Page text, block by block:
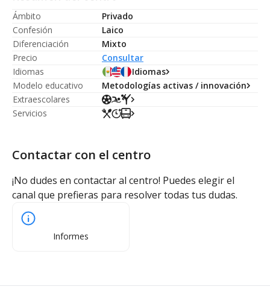
Ámbito
Privado
Confesión
Laico
Diferenciación
Mixto
Precio
Consultar
Idiomas
Idiomas
Modelo educativo
Metodologías activas / innovación
Extraescolares
Servicios
Contactar con el centro
¡No dudes en contactar al centro! Puedes elegir el
canal que prefieras para resolver todas tus dudas.
Informes